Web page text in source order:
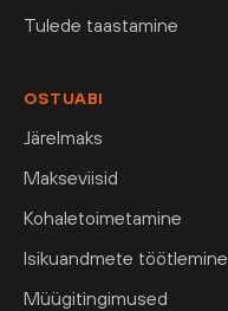
Tulede taastamine
OSTUABI
Järelmaks
Makseviisid
Kohaletoimetamine
Isikuandmete töötlemine
Müügitingimused